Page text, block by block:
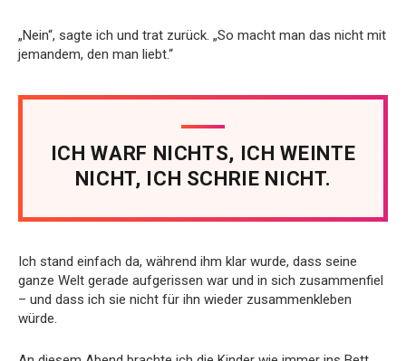
„Nein“, sagte ich und trat zurück. „So macht man das nicht mit
jemandem, den man liebt.“
ICH WARF NICHTS, ICH WEINTE
NICHT, ICH SCHRIE NICHT.
Ich stand einfach da, während ihm klar wurde, dass seine
ganze Welt gerade aufgerissen war und in sich zusammenfiel
– und dass ich sie nicht für ihn wieder zusammenkleben
würde.